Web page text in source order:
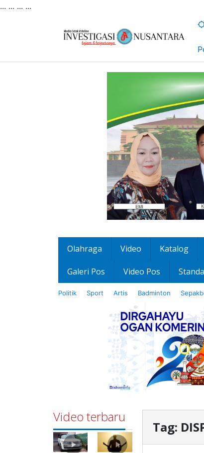
... ... ... ...
Olahraga Video Katalog
Galeri Pos Video Pos
Politik Sport Artis Badminton
Video terbaru
Tag: